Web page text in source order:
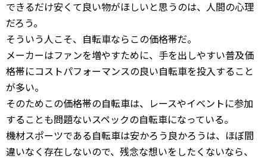
できるだけ安くて良い物がほしいと思うのは、人間の心理
だろう。
そういう人こそ、自転車ならこの価格帯だ。
メーカーはファンを増やすために、手を出しやすい普及価
格帯にコストパフォーマンスの良い自転車を投入すること
が多い。
そのためこの価格帯の自転車は、レースやイベントに参加
することも問題ないスペックの自転車になっている。
機材スポーツである自転車は安かろう良かろうは、ほぼ間
違いなく存在しないので、残念な想いをしたくないなら、